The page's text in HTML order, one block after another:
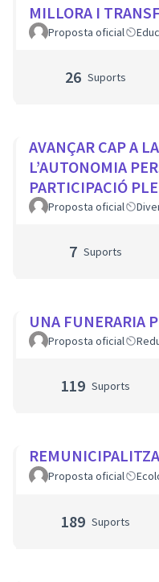
MILLORA I
PER A TOTS ELS
Proposta oficial
26 Suports
AVANÇAR CAP A
L’AUTONOMIA
PARTICIPACIÓ
CIUTAT
Proposta oficial
7 Suports
UNA FUNERARIA
Proposta oficial
119 Suports
Proposta oficial
189 Suports